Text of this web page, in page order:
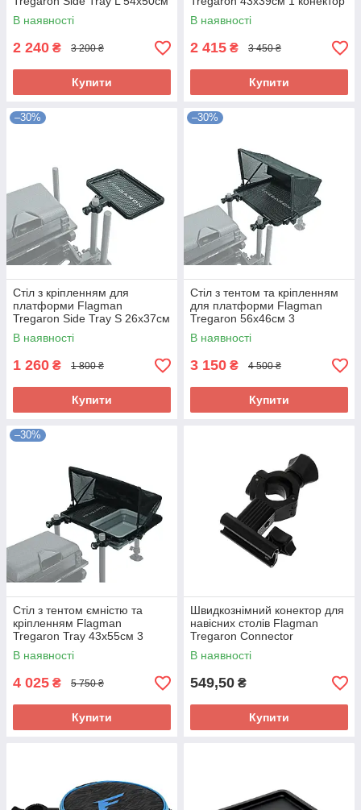
3 конектора
В наявності
2 240 ₴ 3 200 ₴
Купити
В наявності
2 415 ₴ 3 450 ₴
Купити
–30%
Стіл з кріпленням для
платформи Flagman
Tregaron Side Tray S 26x37см
1 конектор
В наявності
1 260 ₴ 1 800 ₴
Купити
–30%
Стіл з тентом та кріпленням
для платформи Flagman
Tregaron 56x46см 3
конектора
В наявності
3 150 ₴ 4 500 ₴
Купити
–30%
Стіл з тентом ємністю та
кріпленням Flagman
Tregaron Tray 43x55см 3
конектора
В наявності
4 025 ₴ 5 750 ₴
Купити
Швидкознімний конектор для
навісних столів Flagman
Tregaron Connector
В наявності
549,50 ₴
Купити